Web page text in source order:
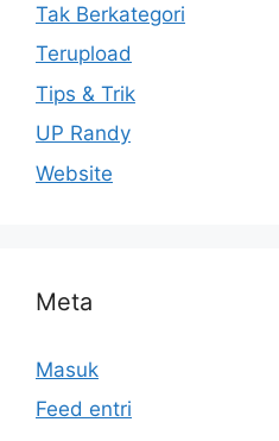
Tak Berkategori
Terupload
Tips & Trik
UP Randy
Website
Meta
Masuk
Feed entri